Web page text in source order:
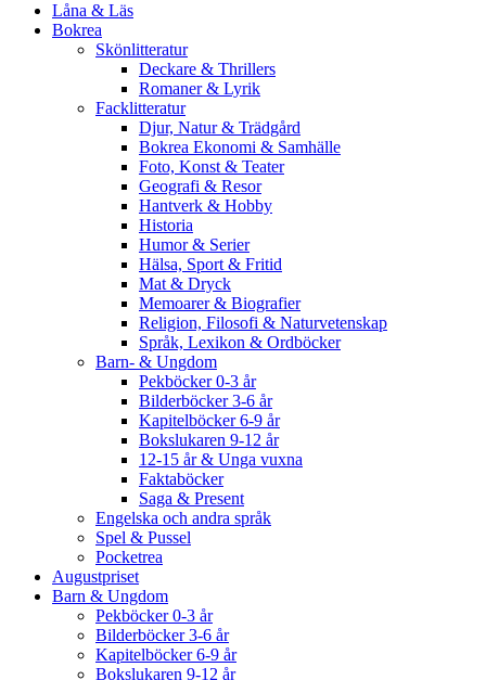
Låna & Läs
Bokrea
Skönlitteratur
Deckare & Thrillers
Romaner & Lyrik
Facklitteratur
Djur, Natur & Trädgård
Bokrea Ekonomi & Samhälle
Foto, Konst & Teater
Geografi & Resor
Hantverk & Hobby
Historia
Humor & Serier
Hälsa, Sport & Fritid
Mat & Dryck
Memoarer & Biografier
Religion, Filosofi & Naturvetenskap
Språk, Lexikon & Ordböcker
Barn- & Ungdom
Pekböcker 0-3 år
Bilderböcker 3-6 år
Kapitelböcker 6-9 år
Bokslukaren 9-12 år
12-15 år & Unga vuxna
Faktaböcker
Saga & Present
Engelska och andra språk
Spel & Pussel
Pocketrea
Augustpriset
Barn & Ungdom
Pekböcker 0-3 år
Bilderböcker 3-6 år
Kapitelböcker 6-9 år
Bokslukaren 9-12 år